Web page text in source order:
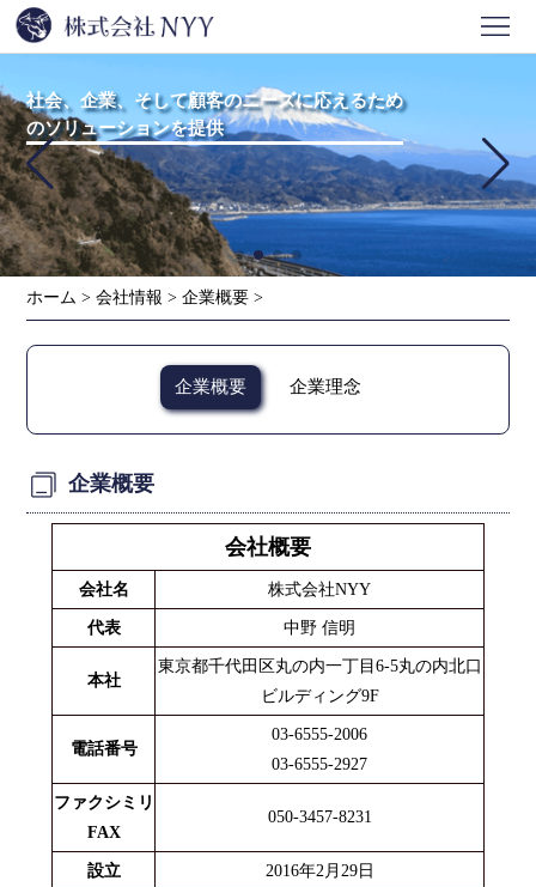
ホ
ー
ム
会
社
情
報
事
業
紹
ニ
ュ
問
社会、企業、そして顧客のニーズに応えるため
のソリューションを提供
ホーム >会社情報 >企業概要 >
企業概要 企業理念
企業概要
会社概要
会社名 株式会社NYY
代表 中野 信明
本社
東京都千代田区丸の内一丁目6-5丸の内北口
ビルディング9F
電話番号
03-6555-2006
03-6555-2927
ファクシミリ
FAX
050-3457-8231
設立 2016年2月29日